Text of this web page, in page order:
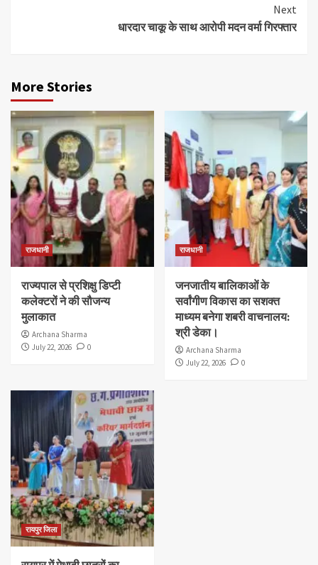
Next
धारदार चाकू के साथ आरोपी मदन वर्मा गिरफ्तार
More Stories
राजधानी
राज्यपाल से प्रशिक्षु डिप्टी
कलेक्टरों ने की सौजन्य
मुलाकात
Archana Sharma
July 22, 2026
0
राजधानी
जनजातीय बालिकाओं के
सर्वांगीण विकास का सशक्त
माध्यम बनेगा शबरी वाचनालय:
श्री डेका।
Archana Sharma
July 22, 2026
0
रायपुर जिला